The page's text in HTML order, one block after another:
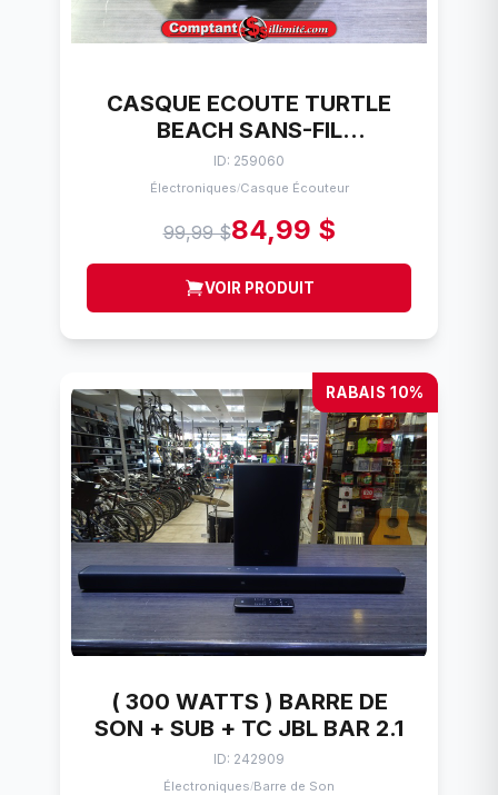
CASQUE ECOUTE TURTLE
BEACH SANS-FIL
STEALTH600P
ID: 259060
Électroniques/Casque Écouteur
99,99 $84,99 $
VOIR PRODUIT
RABAIS 10%
( 300 WATTS ) BARRE DE
SON + SUB + TC JBL BAR 2.1
ID: 242909
Électroniques/Barre de Son